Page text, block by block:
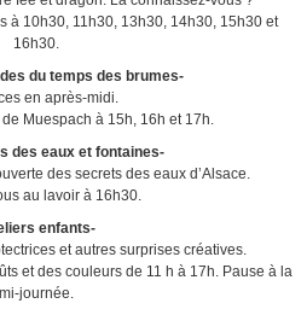
à 10h30, 11h30, 13h30, 14h30, 15h30 et
16h30.
du temps des brumes-
en après-midi.
Muespach à 15h, 16h et 17h.
des eaux et fontaines-
des secrets des eaux d’Alsace.
au lavoir à 16h30.
enfants-
et autres surprises créatives.
et des couleurs de 11 h à 17h. Pause à la
mi-journée.